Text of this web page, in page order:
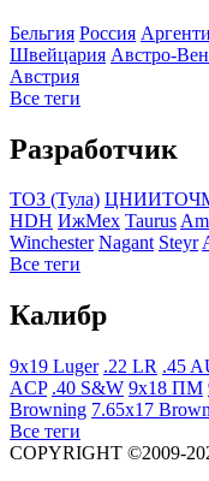
Бельгия Росcия
Швейцария Австро-
Австрия
Все теги
Разработчик
ТОЗ (Тула)
HDH ИжМех Taurus
Winchester Nagant Steyr
Все теги
Калибр
9x19 Luger .22 LR .45
ACP .40 S&W 9x18 ПМ
Browning 7.65x17
Все теги
COPYRIGHT ©2009-